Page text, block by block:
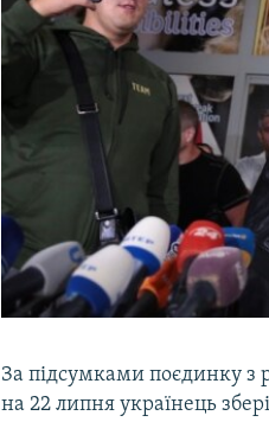
За підсумками поєдинку з
на 22 липня українець